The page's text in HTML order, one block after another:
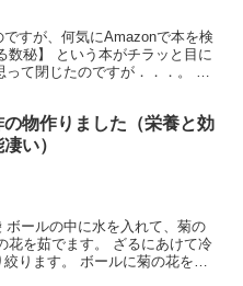
すが、何気にAmazonで本を検
数秘】 という本がチラッと目に
て閉じたのですが．．．。 や
の物作りました（栄養と効
い）
ボールの中に水を入れて、菊の
花を茹でます。 ざるにあけて冷
ります。 ボールに菊の花を入